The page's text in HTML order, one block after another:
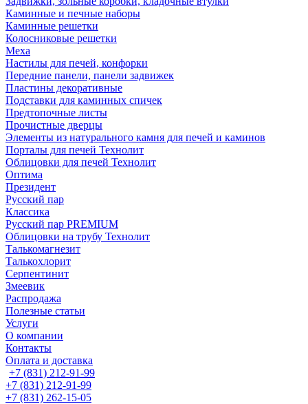
Каминные и печные наборы
Каминные решетки
Колосниковые решетки
Меха
Настилы для печей, конфорки
Передние панели, панели задвижек
Пластины декоративные
Подставки для каминных спичек
Предтопочные листы
Прочистные дверцы
Элементы из натурального камня для печей и каминов
Порталы для печей Технолит
Облицовки для печей Технолит
Оптима
Президент
Русский пар
Классика
Русский пар PREMIUM
Облицовки на трубу Технолит
Талькомагнезит
Талькохлорит
Серпентинит
Змеевик
Распродажа
Полезные статьи
Услуги
О компании
Контакты
Оплата и доставка
+7 (831) 212-91-99
+7 (831) 212-91-99
+7 (831) 262-15-05